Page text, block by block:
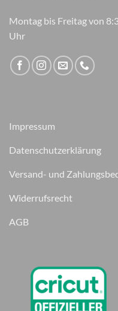
Montag bis Freitag von
Uhr
Impressum
Datenschutzerklärung
Versand- und
Widerrufsrecht
AGB